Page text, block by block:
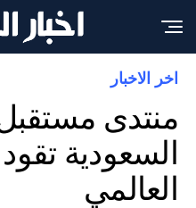
اخر الاخبار
السعودية
العالمي